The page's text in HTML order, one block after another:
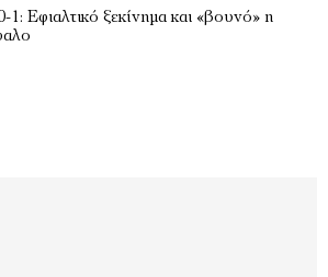
Εφιαλτικό ξεκίνημα και «βουνό» η